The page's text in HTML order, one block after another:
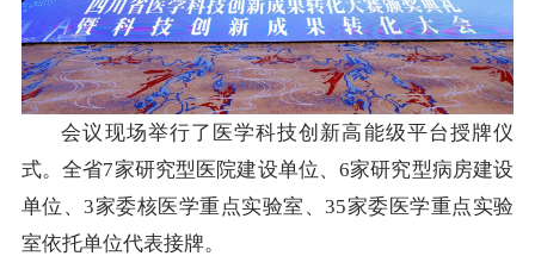
会议现场举行了医学科技创新高能级平台授牌仪
式。全省7家研究型医院建设单位、6家研究型病房建设
单位、3家委核医学重点实验室、35家委医学重点实验
室依托单位代表接牌。